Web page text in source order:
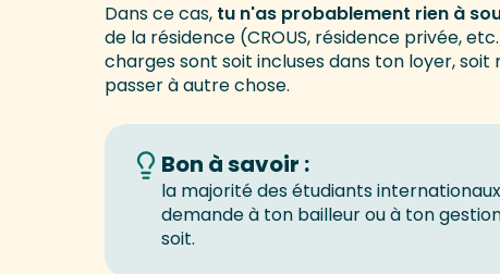
Dans ce cas, tu n'as probablement rien à
de la résidence (CROUS, résidence privée,
charges sont soit incluses dans ton loyer,
passer à autre chose.
Bon à savoir :
la majorité des étudiants
demande à ton bailleur ou à ton
soit.